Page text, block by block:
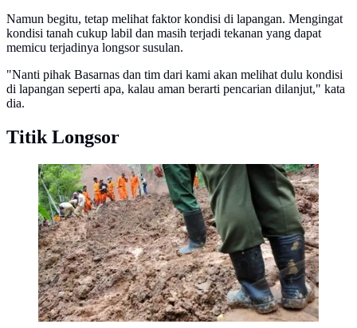
Namun begitu, tetap melihat faktor kondisi di lapangan. Mengingat
kondisi tanah cukup labil dan masih terjadi tekanan yang dapat
memicu terjadinya longsor susulan.
"Nanti pihak Basarnas dan tim dari kami akan melihat dulu kondisi
di lapangan seperti apa, kalau aman berarti pencarian dilanjut," kata
dia.
Titik Longsor
Ilustrasi Longsor